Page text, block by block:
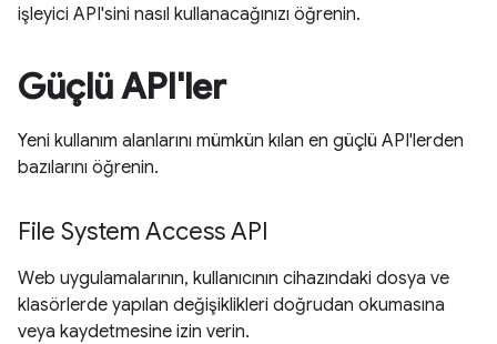
işleyici API'sini nasıl kullanacağınızı öğrenin.
Güçlü API'ler
Yeni kullanım alanlarını mümkün kılan en güçlü API'lerden
bazılarını öğrenin.
File System Access API
Web uygulamalarının, kullanıcının cihazındaki dosya ve
klasörlerde yapılan değişiklikleri doğrudan okumasına
veya kaydetmesine izin verin.